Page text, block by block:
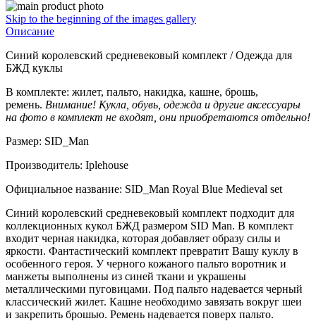
Skip to the beginning of the images gallery
Описание
Синий королевский средневековый комплект / Одежда для
БЖД куклы
В комплекте: жилет, пальто, накидка, кашне, брошь,
ремень. Внимание! Кукла, обувь, одежда и другие аксессуары
на фото в комплект не входят, они приобретаются отдельно!
Размер: SID_Man
Производитель: Iplehouse
Официальное название: SID_Man Royal Blue Medieval set
Синий королевский средневековый комплект подходит для
коллекционных кукол БЖД размером SID Man. В комплект
входит черная накидка, которая добавляет образу силы и
яркости. Фантастический комплект превратит Вашу куклу в
особенного героя. У черного кожаного пальто воротник и
манжеты выполнены из синей ткани и украшены
металлическими пуговицами. Под пальто надевается черный
классический жилет. Кашне необходимо завязать вокруг шеи
и закрепить брошью. Ремень надевается поверх пальто.